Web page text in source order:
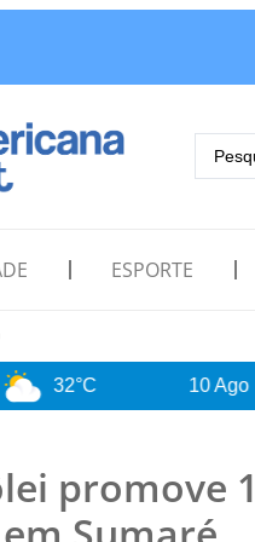
ESPORTE
10 Ago 26°C
promove